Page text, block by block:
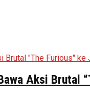
Aksi Brutal